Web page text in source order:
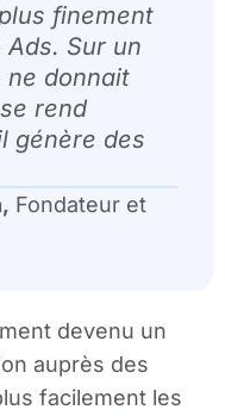
finement
Sur un
ne donnait
rend
génère des
Fondateur et
devenu un
auprès des
facilement les